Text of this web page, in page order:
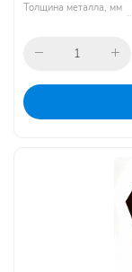
Толщина металла, мм